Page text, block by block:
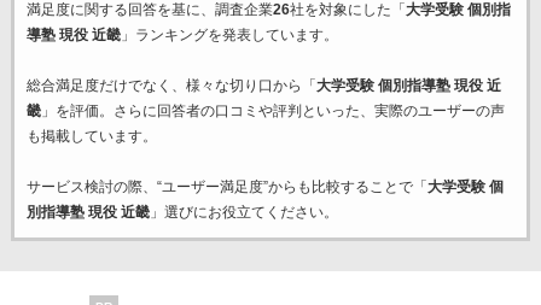
満足度に関する回答を基に、調査企業26社を対象にした「 大学受験 個別指
導塾 現役 近畿」ランキングを発表しています。
総合満足度だけでなく、様々な切り口から「 大学受験 個別指導塾 現役 近
畿」を評価。さらに回答者の口コミや評判といった、実際のユーザーの声
も掲載しています。
サービス検討の際、“ユーザー満足度”からも比較することで「 大学受験 個
別指導塾 現役 近畿」選びにお役立てください。